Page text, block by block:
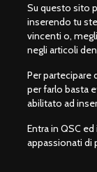
Su questo sito
inserendo tu
vincenti o,
negli articoli
Per partecipare
per farlo basta
abilitato ad
Entra in QSC
appassionati di